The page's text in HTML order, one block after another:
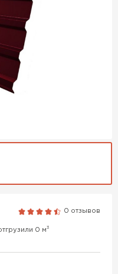
0 отзывов
0 м3